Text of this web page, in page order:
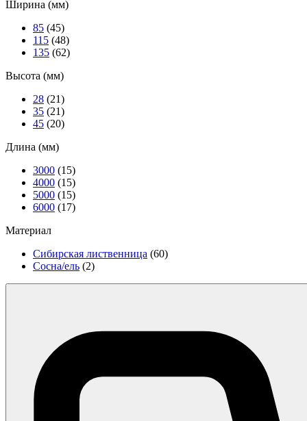
Ширина (мм)
85 (45)
115 (48)
135 (62)
Высота (мм)
28 (21)
35 (21)
45 (20)
Длина (мм)
3000 (15)
4000 (15)
5000 (15)
6000 (17)
Материал
Сибирская лиственница (60)
Сосна/ель (2)